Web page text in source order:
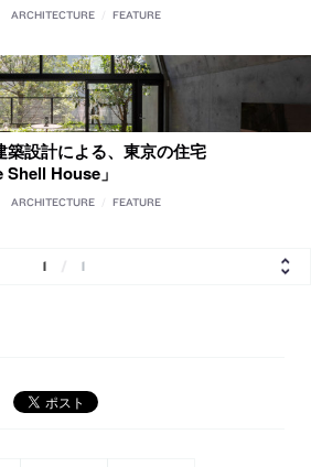
ARCHITECTURE FEATURE
築設計による、東京の住宅
Shell House」
ARCHITECTURE FEATURE
1 1